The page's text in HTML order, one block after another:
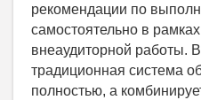
рекомендации по
самостоятельно в
внеаудиторной работы.
традиционная система
полностью, а